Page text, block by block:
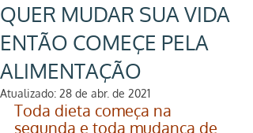
QUER MUDAR SUA VIDA
ENTÃO COMEÇE PELA
ALIMENTAÇÃO
Atualizado: 28 de abr. de 2021
Toda dieta começa na
segunda e toda mudança de